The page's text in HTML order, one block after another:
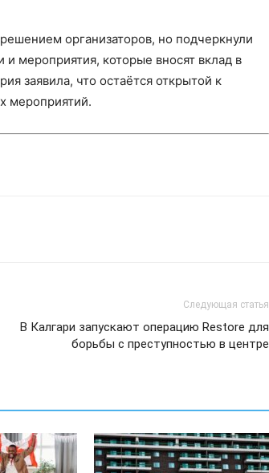
организаторов, но подчеркнули
мероприятия, которые вносят вклад в
заявила, что остаётся открытой к
мероприятий.
Следующая статья
В Калгари запускают операцию Restore для
борьбы с преступностью в центре